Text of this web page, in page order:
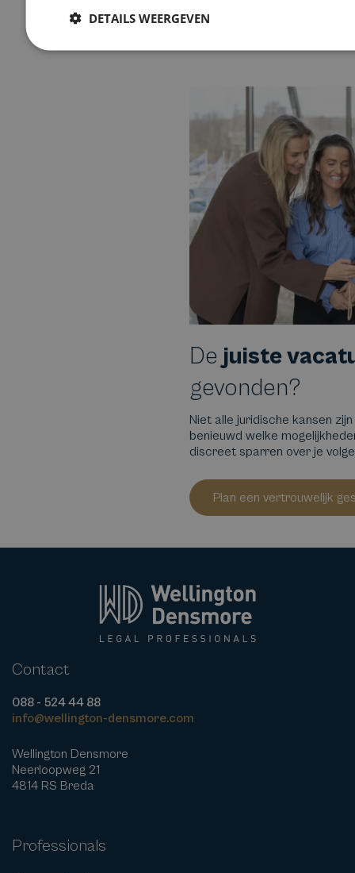
De juiste
gevonden?
Niet alle juridische kansen
benieuwd welke
discreet sparren over je
Plan een vertrouwelijk
Contact
088 - 524 44 88
info@wellington-densmore.com
Wellington Densmore
Neerloopweg 21
4814 RS Breda
Professionals
DETAILS WEERGEVEN